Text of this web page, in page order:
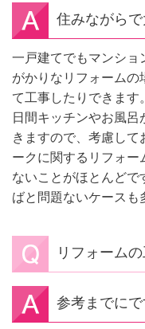
住みながらで
一戸建てでもマンショ
がかりなリフォームの
て工事したりできます
日間キッチンやお風
きますので、考慮して
ークに関するリフォ
ないことがほとんど
ばと問題ないケースも
リフォーム
参考までにで